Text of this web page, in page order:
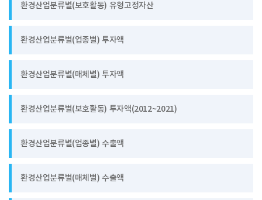
환경산업분류별(보호활동) 유형고정자산
환경산업분류별(업종별) 투자액
환경산업분류별(매체별) 투자액
환경산업분류별(보호활동) 투자액(2012~2021)
환경산업분류별(업종별) 수출액
환경산업분류별(매체별) 수출액